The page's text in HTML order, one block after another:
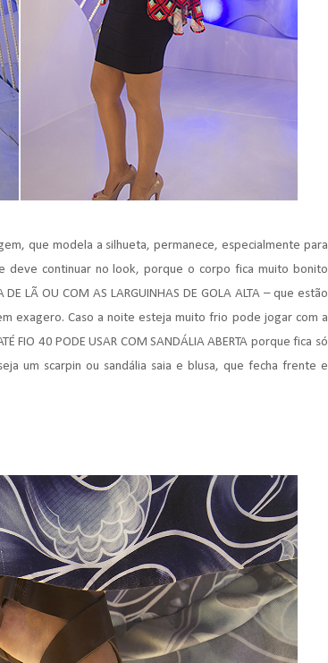
que modela a silhueta, permanece, especialmente para
deve continuar no look, porque o corpo fica muito bonito
DE LÃ OU COM AS LARGUINHAS DE GOLA ALTA – que estão
exagero. Caso a noite esteja muito frio pode jogar com a
FIO 40 PODE USAR COM SANDÁLIA ABERTA porque fica só
um scarpin ou sandália saia e blusa, que fecha frente e